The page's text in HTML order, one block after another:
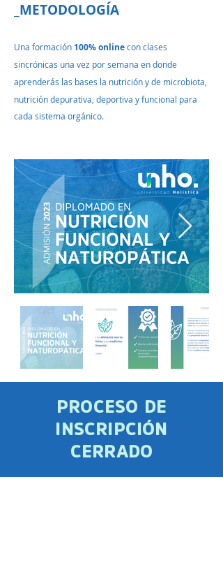
_METODOLOGÍA
Una formación 100% onlinecon clases
sincrónicas una vez por semana en donde
aprenderás las bases la nutrición y de microbiota,
nutrición depurativa, deportiva y funcional para
cada sistema orgánico.
PROCESO DE
INSCRIPCIÓN
CERRADO